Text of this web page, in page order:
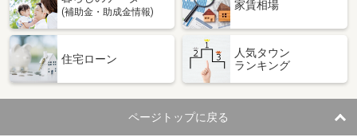
香川県高松市上林町
住 所
香川県高松市上林町
専有面積 52.38m²
間取り
1LDK
(補助金・助成金情報)
家賃相場
住宅ローン
人気タウン
ランキング
ページトップに戻る